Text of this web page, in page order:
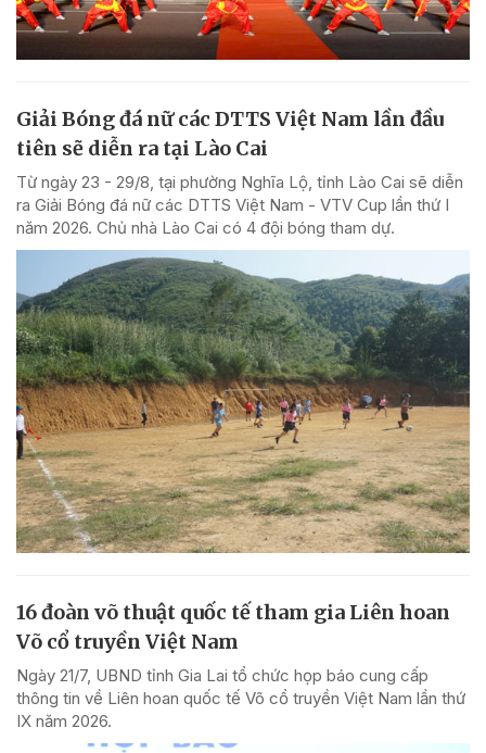
Giải Bóng đá nữ các DTTS Việt Nam lần đầu
tiên sẽ diễn ra tại Lào Cai
Từ ngày 23 - 29/8, tại phường Nghĩa Lộ, tỉnh Lào Cai sẽ diễn
ra Giải Bóng đá nữ các DTTS Việt Nam - VTV Cup lần thứ I
năm 2026. Chủ nhà Lào Cai có 4 đội bóng tham dự.
16 đoàn võ thuật quốc tế tham gia Liên hoan
Võ cổ truyền Việt Nam
Ngày 21/7, UBND tỉnh Gia Lai tổ chức họp báo cung cấp
thông tin về Liên hoan quốc tế Võ cổ truyền Việt Nam lần thứ
IX năm 2026.